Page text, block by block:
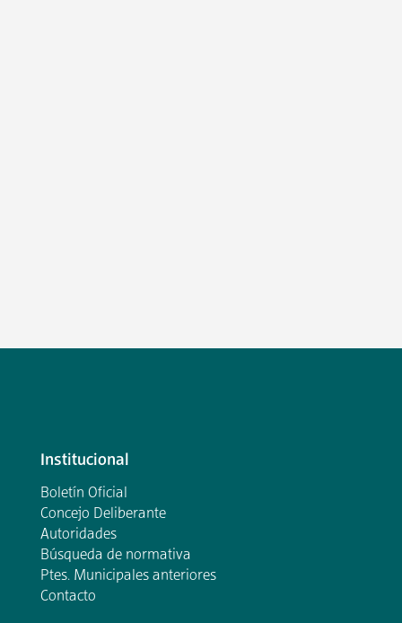
Institucional
Boletín Oficial
Concejo Deliberante
Autoridades
Búsqueda de normativa
Ptes. Municipales anteriores
Contacto